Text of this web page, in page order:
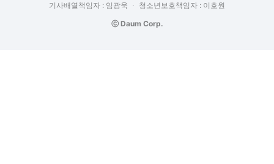
기사배열책임자 : 임광욱
청소년보호책임자 : 이호원
ⓒ Daum Corp.